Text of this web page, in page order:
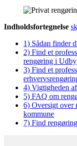
Indholdsfortegnelse
1) Sådan finder
2) Find et
rengøring i Udby
3) Find et
4) Vigtigheden
5) FAQ om
6) Oversigt over
kommune
7) Find